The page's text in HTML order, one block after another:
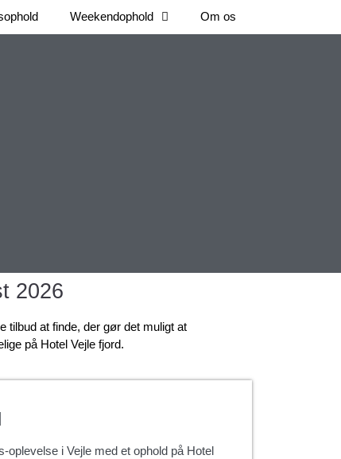
Weekendophold Om os
2026
tilbud at finde, der gør det muligt at
på Hotel Vejle fjord.
oplevelse i Vejle med et ophold på Hotel